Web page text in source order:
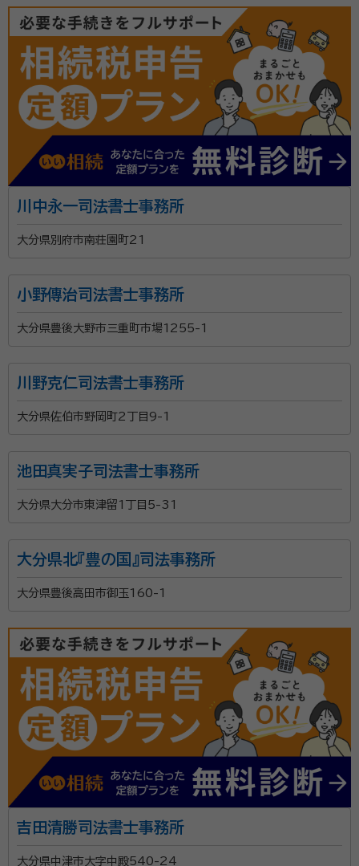
川中永一司法書士事務所
大分県別府市南荘園町21
小野傳治司法書士事務所
大分県豊後大野市三重町市場1255-1
川野克仁司法書士事務所
大分県佐伯市野岡町2丁目9-1
池田真実子司法書士事務所
大分県大分市東津留1丁目5-31
大分県北『豊の国』司法事務所
大分県豊後高田市御玉160-1
吉田清勝司法書士事務所
大分県中津市大字中殿540-24